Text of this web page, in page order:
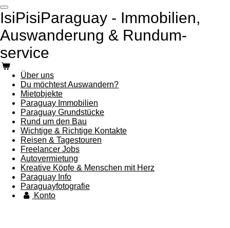
Zum
Hauptinhalt
IsiPisiParaguay - Immobilien,
Auswanderung & Rundum-
service
Über uns
Du möchtest Auswandern?
Mietobjekte
Paraguay Immobilien
Paraguay Grundstücke
Rund um den Bau
Wichtige & Richtige Kontakte
Reisen & Tagestouren
Freelancer Jobs
Autovermietung
Kreative Köpfe & Menschen mit Herz
Paraguay Info
Paraguayfotografie
Konto